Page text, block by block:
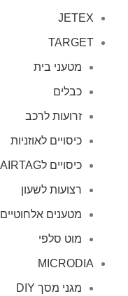
JETEX
TARGET
מטעני בית
כבלים
זרועות לרכב
כיסויים לאוזניות
כיסויים לAIRTAG
רצועות לשעון
מטענים אלחוטיים
מוט סלפי
MICRODIA
מגני מסך DIY